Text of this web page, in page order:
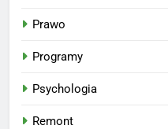
Prawo
Programy
Psychologia
Remont